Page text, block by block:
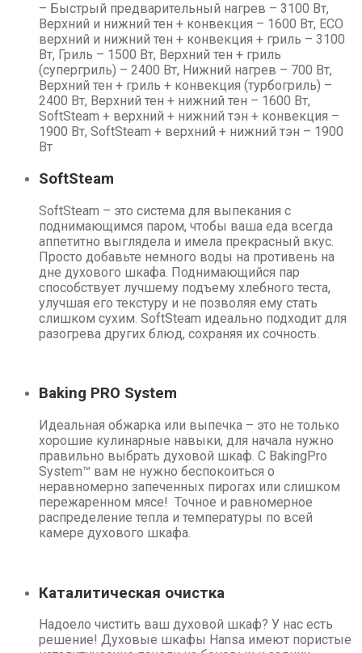
– Быстрый предварительный нагрев – 3100 Вт,
Верхний и нижний тен + конвекция – 1600 Вт, ECO
верхний и нижний тен + конвекция + гриль – 3100
Вт, Гриль – 1500 Вт, Верхний тен + гриль
(супергриль) – 2400 Вт, Нижний нагрев – 700 Вт,
Верхний тен + гриль + конвекция (турбогриль) –
2400 Вт, Верхний тен + нижний тен – 1600 Вт,
SoftSteam + верхний + нижний тэн + конвекция –
1900 Вт, SoftSteam + верхний + нижний тэн – 1900
Вт
SoftSteam
SoftSteam – это система для выпекания с
поднимающимся паром, чтобы ваша еда всегда
аппетитно выглядела и имела прекрасный вкус.
Просто добавьте немного воды на противень на
дне духового шкафа. Поднимающийся пар
способствует лучшему подъему хлебного теста,
улучшая его текстуру и не позволяя ему стать
слишком сухим. SoftSteam идеально подходит для
разогрева других блюд, сохраняя их сочность.
Baking PRO System
Идеальная обжарка или выпечка – это не только
хорошие кулинарные навыки, для начала нужно
правильно выбрать духовой шкаф. С BakingPro
System™ вам не нужно беспокоиться о
неравномерно запеченных пирогах или слишком
пережаренном мясе! Точное и равномерное
распределение тепла и температуры по всей
камере духового шкафа.
Каталитическая очистка
Надоело чистить ваш духовой шкаф? У нас есть
решение! Духовые шкафы Hansa имеют пористые